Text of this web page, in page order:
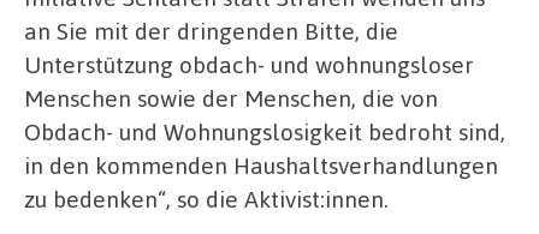
an Sie mit der dringenden Bitte, die
Unterstützung obdach- und wohnungsloser
Menschen sowie der Menschen, die von
Obdach- und Wohnungslosigkeit bedroht sind,
in den kommenden Haushaltsverhandlungen
zu bedenken“, so die Aktivist:innen.